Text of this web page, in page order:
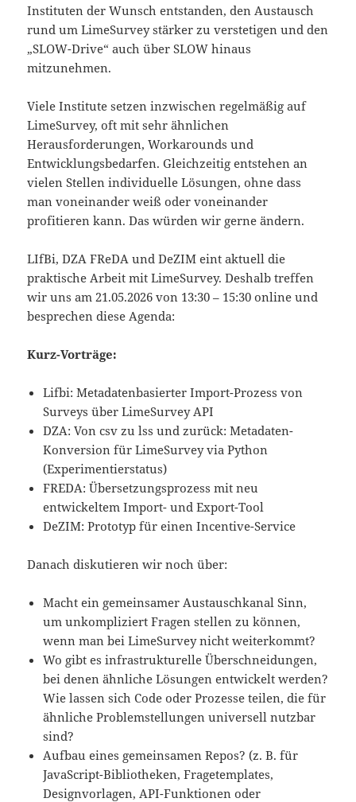
Instituten der Wunsch entstanden, den Austausch
rund um LimeSurvey stärker zu verstetigen und den
„SLOW-Drive“ auch über SLOW hinaus
mitzunehmen.
Viele Institute setzen inzwischen regelmäßig auf
LimeSurvey, oft mit sehr ähnlichen
Herausforderungen, Workarounds und
Entwicklungsbedarfen. Gleichzeitig entstehen an
vielen Stellen individuelle Lösungen, ohne dass
man voneinander weiß oder voneinander
profitieren kann. Das würden wir gerne ändern.
LIfBi, DZA FReDA und DeZIM eint aktuell die
praktische Arbeit mit LimeSurvey. Deshalb treffen
wir uns am 21.05.2026 von 13:30 – 15:30 online und
besprechen diese Agenda:
Kurz-Vorträge:
Lifbi: Metadatenbasierter Import-Prozess von
Surveys über LimeSurvey API
DZA: Von csv zu lss und zurück: Metadaten-
Konversion für LimeSurvey via Python
(Experimentierstatus)
FREDA: Übersetzungsprozess mit neu
entwickeltem Import- und Export-Tool
DeZIM: Prototyp für einen Incentive-Service
Danach diskutieren wir noch über:
Macht ein gemeinsamer Austauschkanal Sinn,
um unkompliziert Fragen stellen zu können,
wenn man bei LimeSurvey nicht weiterkommt?
Wo gibt es infrastrukturelle Überschneidungen,
bei denen ähnliche Lösungen entwickelt werden?
Wie lassen sich Code oder Prozesse teilen, die für
ähnliche Problemstellungen universell nutzbar
sind?
Aufbau eines gemeinsamen Repos? (z. B. für
JavaScript-Bibliotheken, Fragetemplates,
Designvorlagen, API-Funktionen oder